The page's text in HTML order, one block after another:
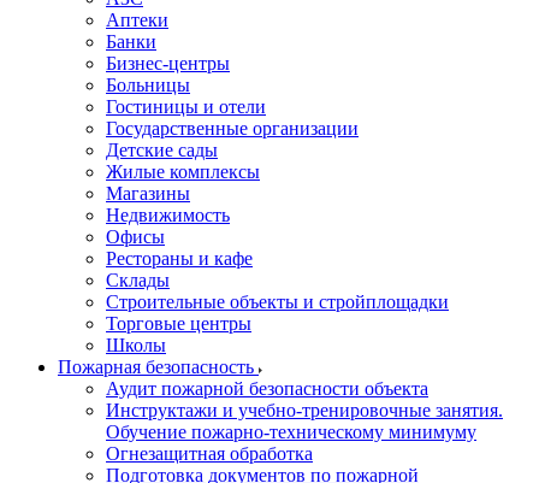
Аптеки
Банки
Бизнес-центры
Больницы
Гостиницы и отели
Государственные организации
Детские сады
Жилые комплексы
Магазины
Недвижимость
Офисы
Рестораны и кафе
Склады
Строительные объекты и стройплощадки
Торговые центры
Школы
Пожарная безопасность
Аудит пожарной безопасности объекта
Инструктажи и учебно-тренировочные занятия.
Обучение пожарно-техническому минимуму
Огнезащитная обработка
Подготовка документов по пожарной